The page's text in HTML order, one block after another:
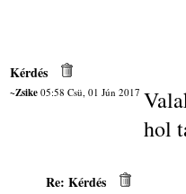
Kérdés
~Zsike05:58 Csü, 01 Jún 2017
hol
Re: Kérdés